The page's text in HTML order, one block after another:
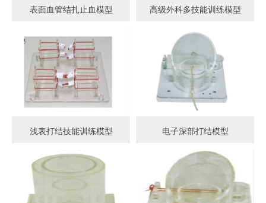
表面血管结扎止血模型 高级外科多技能训练模型
浅表打结技能训练模型 电子深部打结模型